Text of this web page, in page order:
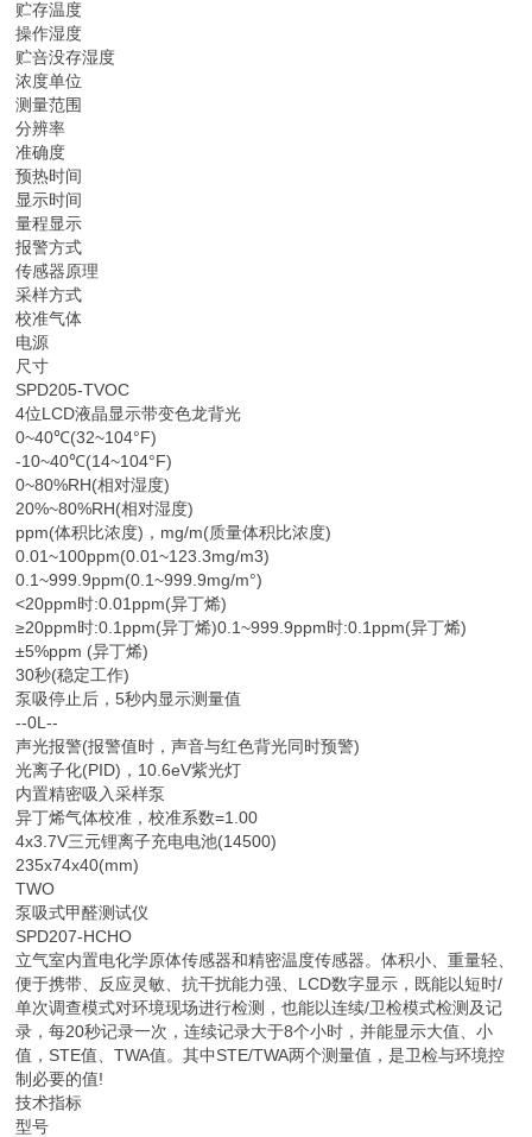
贮存温度
操作湿度
贮咅没存湿度
浓度单位
测量范围
分辨率
准确度
预热时间
显示时间
量程显示
报警方式
传感器原理
采样方式
校准气体
电源
尺寸
SPD205-TVOC
4位LCD液晶显示带变色龙背光
0~40℃(32~104°F)
-10~40℃(14~104°F)
0~80%RH(相对湿度)
20%~80%RH(相对湿度)
ppm(体积比浓度)，mg/m(质量体积比浓度)
0.01~100ppm(0.01~123.3mg/m3)
0.1~999.9ppm(0.1~999.9mg/m°)
<20ppm时:0.01ppm(异丁烯)
≥20ppm时:0.1ppm(异丁烯)0.1~999.9ppm时:0.1ppm(异丁烯)
±5%ppm (异丁烯)
30秒(稳定工作)
泵吸停止后，5秒内显示测量值
--0L--
声光报警(报警值时，声音与红色背光同时预警)
光离子化(PID)，10.6eV紫光灯
内置精密吸入采样泵
异丁烯气体校准，校准系数=1.00
4x3.7V三元锂离子充电电池(14500)
235x74x40(mm)
TWO
泵吸式甲醛测试仪
SPD207-HCHO
立气室内置电化学原体传感器和精密温度传感器。体积小、重量轻、
便于携带、反应灵敏、抗干扰能力强、LCD数字显示，既能以短时/
单次调查模式对环境现场进行检测，也能以连续/卫检模式检测及记
录，每20秒记录一次，连续记录大于8个小时，并能显示大值、小
值，STE值、TWA值。其中STE/TWA两个测量值，是卫检与环境控
制必要的值!
技术指标
型号